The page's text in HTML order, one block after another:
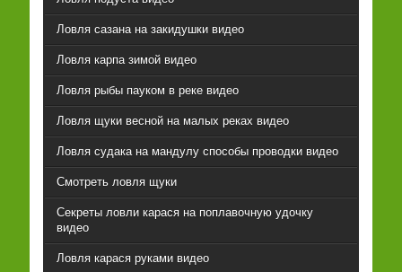
Ловля сазана на закидушки видео
Ловля карпа зимой видео
Ловля рыбы пауком в реке видео
Ловля щуки весной на малых реках видео
Ловля судака на мандулу способы проводки видео
Смотреть ловля щуки
Секреты ловли карася на поплавочную удочку
видео
Ловля карася руками видео